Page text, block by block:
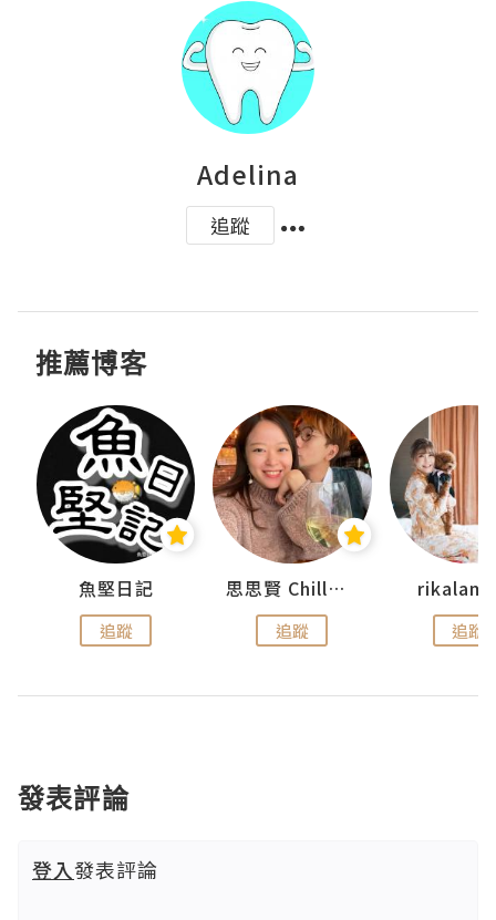
Adelina
追蹤
推薦博客
魚堅日記
追蹤
思思賢 ChillMyBabe
追蹤 追蹤
發表評論
登入發表評論